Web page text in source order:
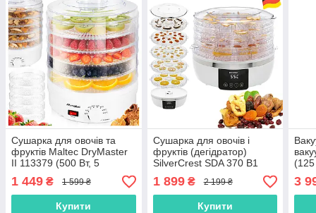
Сушарка для овочів та
фруктів Maltec DryMaster
II 113379 (500 Вт, 5
1 449 ₴ 1 599 ₴
Купити
Сушарка для овочів і
фруктів (дегідратор)
SilverCrest SDA 370 B1
(370 Вт, 5 рівнів, таймер
48 год, дисплей,
Німеччина)
1 899₴ 2 199 ₴
Купити
3